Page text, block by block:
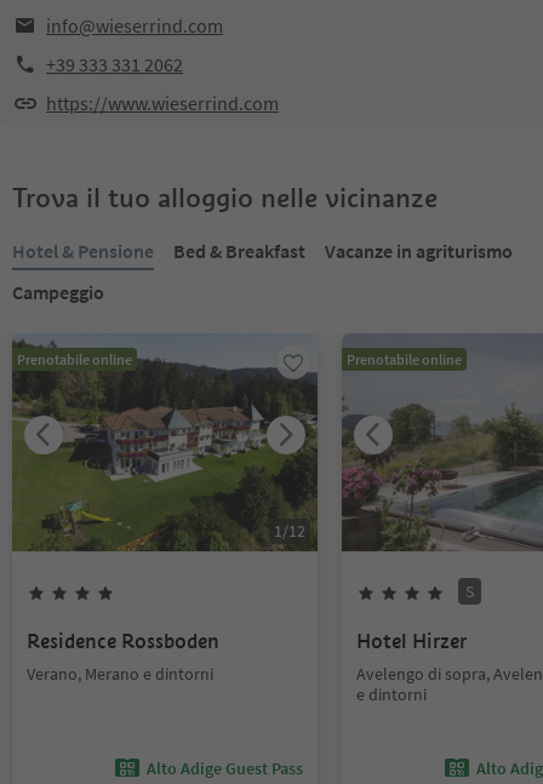
info@wieserrind.com
+39 333 331 2062
https://www.wieserrind.com
Trova il tuo alloggio nelle vicinanze
Hotel & Pensione Bed & Breakfast
Vacanze in agriturismo
Campeggio
Prenotabile online
1/12
Residence Rossboden
Verano, Merano e dintorni
Alto Adige Guest Pass
Prenotabile online
S
Hotel Hirzer
Avelengo di sopra,
e dintorni
Alto